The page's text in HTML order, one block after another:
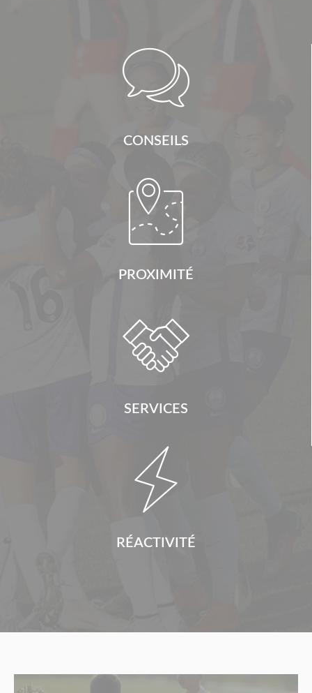

CONSEILS

PROXIMITÉ

SERVICES

RÉACTIVITÉ